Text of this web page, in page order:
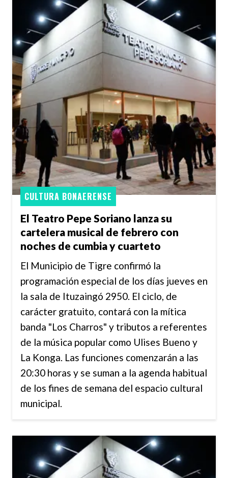
El Teatro Pepe Soriano lanza su
cartelera musical de febrero con
noches de cumbia y cuarteto
CULTURA BONAERENSE
El Municipio de Tigre confirmó la
programación especial de los días jueves en
la sala de Ituzaingó 2950. El ciclo, de
carácter gratuito, contará con la mítica
banda "Los Charros" y tributos a referentes
de la música popular como Ulises Bueno y
La Konga. Las funciones comenzarán a las
20:30 horas y se suman a la agenda habitual
de los fines de semana del espacio cultural
municipal.